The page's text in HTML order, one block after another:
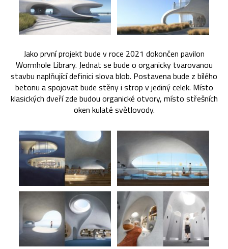
Jako první projekt bude v roce 2021 dokončen pavilon
Wormhole Library. Jednat se bude o organicky tvarovanou
stavbu naplňující definici slova blob. Postavena bude z bílého
betonu a spojovat bude stěny i strop v jediný celek. Místo
klasických dveří zde budou organické otvory, místo střešních
oken kulaté světlovody.